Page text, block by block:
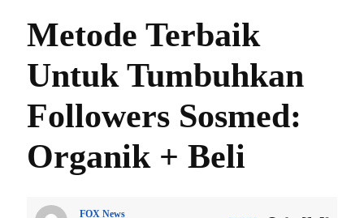
Metode Terbaik
Untuk Tumbuhkan
Followers Sosmed:
Organik + Beli
FOX News